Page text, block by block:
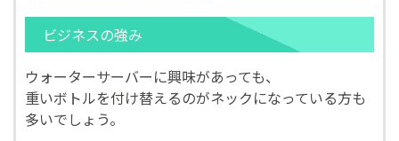
ビジネスの強み
ウォーターサーバーに興味があっても、
重いボトルを付け替えるのがネックになっている方も
多いでしょう。